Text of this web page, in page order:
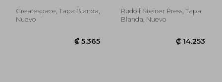
Createspace, Tapa Blanda,
Nuevo
(en Inglés)
Rudolf Steiner Press, Tapa
Blanda, Nuevo